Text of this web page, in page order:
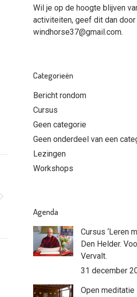
Wil je op de hoogte blijven
activiteiten, geef dit dan door
windhorse37@gmail.com.
Categorieën
Bericht rondom
Cursus
Geen categorie
Geen onderdeel van een
Lezingen
Workshops
Agenda
Cursus ‘Leren
Den Helder.
Vervalt.
31 december
Open meditatie